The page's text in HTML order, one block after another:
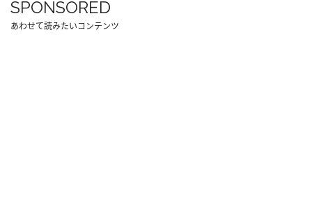
SPONSORED
あわせて読みたいコンテンツ